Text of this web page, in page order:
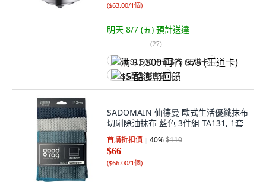
($63.00/1個)
明天 8/7 (五) 預計送達
(27)
满 $1,500 再省 $75 (王道卡)
$5 酷澎幣回饋
SADOMAIN 仙德曼 歐式生活優纖抹布
切削除油抹布 藍色 3件組 TA131, 1套
首購折扣價 40%$110
$66
($66.00/1個)